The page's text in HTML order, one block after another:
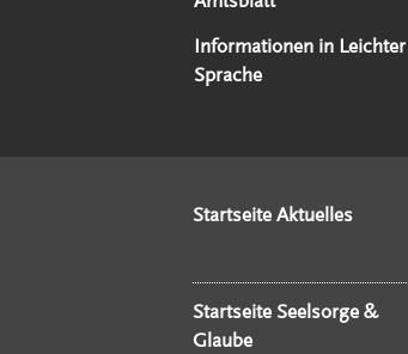
Informationen in Leichter
Sprache
Startseite Aktuelles
Startseite Seelsorge &
Glaube